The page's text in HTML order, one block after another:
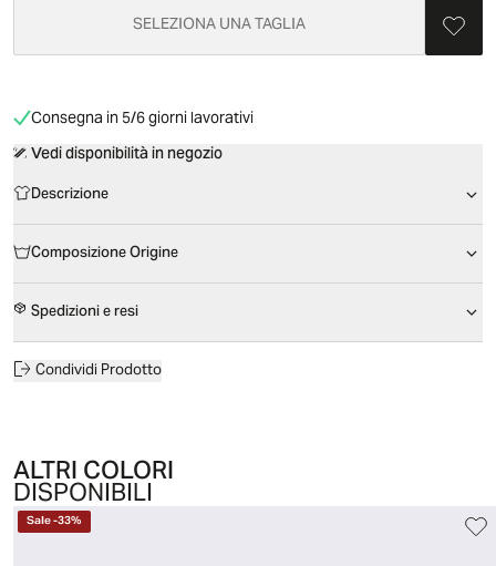
SELEZIONA UNA TAGLIA
Consegna in 5/6 giorni lavorativi
Vedi disponibilità in negozio
Descrizione
Composizione Origine
Spedizioni e resi
Condividi Prodotto
ALTRI COLORI
DISPONIBILI
Sale-33%